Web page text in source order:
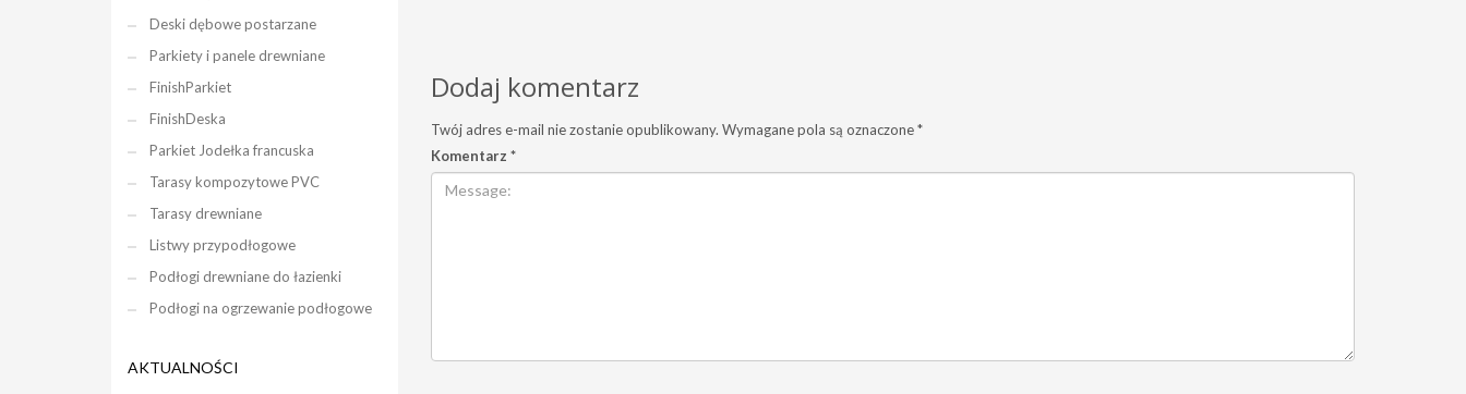
Dodaj komentarz
Twój adres e-mail nie zostanie opublikowany. Wymagane pola są oznaczone*
Komentarz *
Deski dębowe postarzane
Parkiety i panele drewniane
FinishParkiet
FinishDeska
Parkiet Jodełka francuska
Tarasy kompozytowe PVC
Tarasy drewniane
Listwy przypodłogowe
Podłogi drewniane do łazienki
Podłogi na ogrzewanie podłogowe
AKTUALNOŚCI